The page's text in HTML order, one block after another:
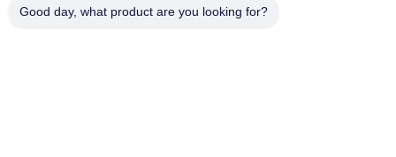
Good day, what product are you looking for?